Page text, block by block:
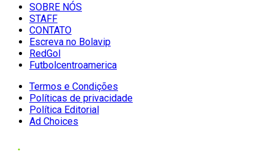
SOBRE NÓS
STAFF
CONTATO
Escreva no Bolavip
RedGol
Futbolcentroamerica
Termos e Condições
Políticas de privacidade
Política Editorial
Ad Choices